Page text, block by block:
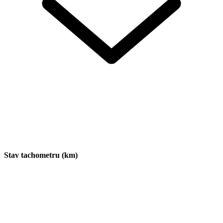
Stav tachometru (km)